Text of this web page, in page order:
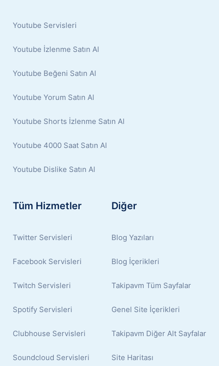
Youtube Servisleri
Youtube İzlenme Satın Al
Youtube Beğeni Satın Al
Youtube Yorum Satın Al
Youtube Shorts İzlenme Satın Al
Youtube 4000 Saat Satın Al
Youtube Dislike Satın Al
Tüm Hizmetler
Twitter Servisleri
Facebook Servisleri
Twitch Servisleri
Spotify Servisleri
Clubhouse Servisleri
Soundcloud Servisleri
Diğer
Blog Yazıları
Blog İçerikleri
Takipavm Tüm Sayfalar
Genel Site İçerikleri
Takipavm Diğer Alt Sayfalar
Site Haritası